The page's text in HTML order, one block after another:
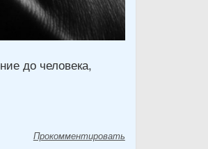
до человека,
Прокомментировать